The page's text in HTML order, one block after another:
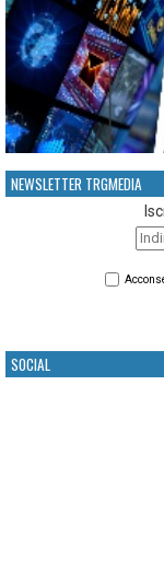
NEWSLETTER TRGMEDIA
SOCIAL